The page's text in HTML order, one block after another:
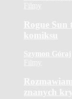
Filmy
Rogue Sun
komiksu
Szymon Góraj
Filmy
znanych